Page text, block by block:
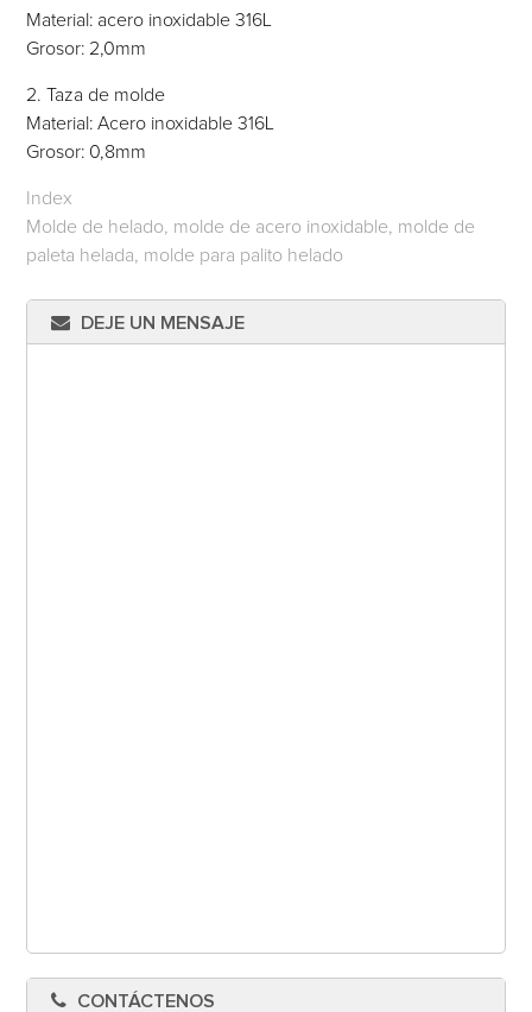
Material: acero inoxidable 316L
Grosor: 2,0mm
2. Taza de molde
Material: Acero inoxidable 316L
Grosor: 0,8mm
Index
Molde de helado, molde de acero inoxidable, molde de
paleta helada, molde para palito helado
DEJE UN MENSAJE
CONTÁCTENOS